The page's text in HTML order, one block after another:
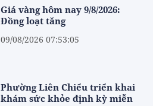
Giá vàng hôm nay 9/8/2026:
Đồng loạt tăng
09/08/2026 07:53:05
Phường Liên Chiểu triển khai
khám sức khỏe định kỳ miễn